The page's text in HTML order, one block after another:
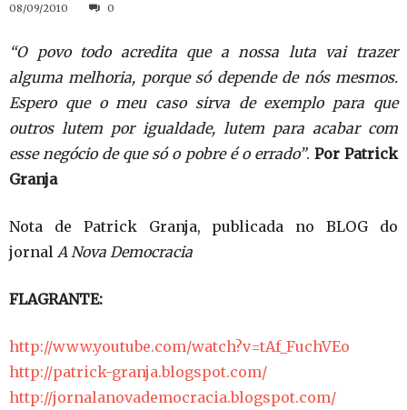
08/09/2010 0
“O povo todo acredita que a nossa luta vai trazer
alguma melhoria, porque só depende de nós mesmos.
Espero que o meu caso sirva de exemplo para que
outros lutem por igualdade, lutem para acabar com
esse negócio de que só o pobre é o errado”. Por Patrick
Granja
Nota de Patrick Granja, publicada no BLOG do
jornal A Nova Democracia
FLAGRANTE:
http://www.youtube.com/watch?v=tAf_FuchVEo
http://patrick-granja.blogspot.com/
http://jornalanovademocracia.blogspot.com/